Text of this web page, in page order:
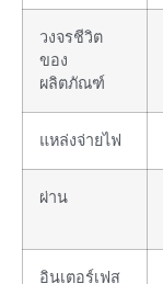
วงจรชีวิต
ของ
ผลิตภัณฑ์
แหล่งจ่ายไฟ
ผ่าน
อินเตอร์เฟส